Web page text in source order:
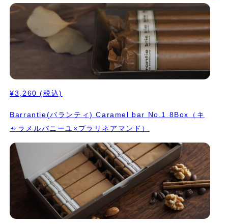
包みを施し帯シールを貼ってお届けいたします。
¥3,260 (税込)
Barrantie(バランティ) Caramel bar No.1 8Box（キ
ャラメルバニーユ×プラリネアマンド）